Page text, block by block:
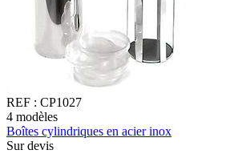
REF : CP1027
4 modèles
Boîtes cylindriques en acier inox
Sur devis